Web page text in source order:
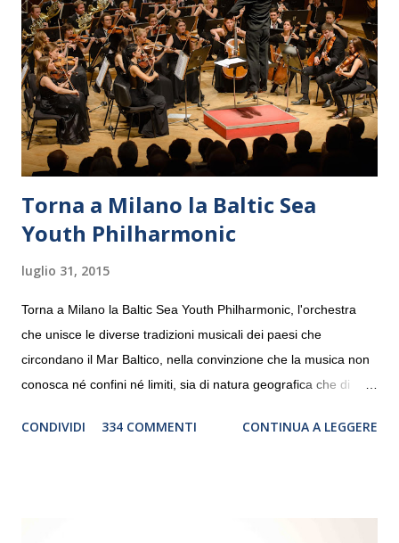
Torna a Milano la Baltic Sea
Youth Philharmonic
luglio 31, 2015
Torna a Milano la Baltic Sea Youth Philharmonic, l'orchestra
che unisce le diverse tradizioni musicali dei paesi che
circondano il Mar Baltico, nella convinzione che la musica non
conosca né confini né limiti, sia di natura geografica che di
debutterà il 10 settembre a Heiden, in Germania, e toccherà, in
CONDIVIDI 334 COMMENTI CONTINUA A LEGGERE